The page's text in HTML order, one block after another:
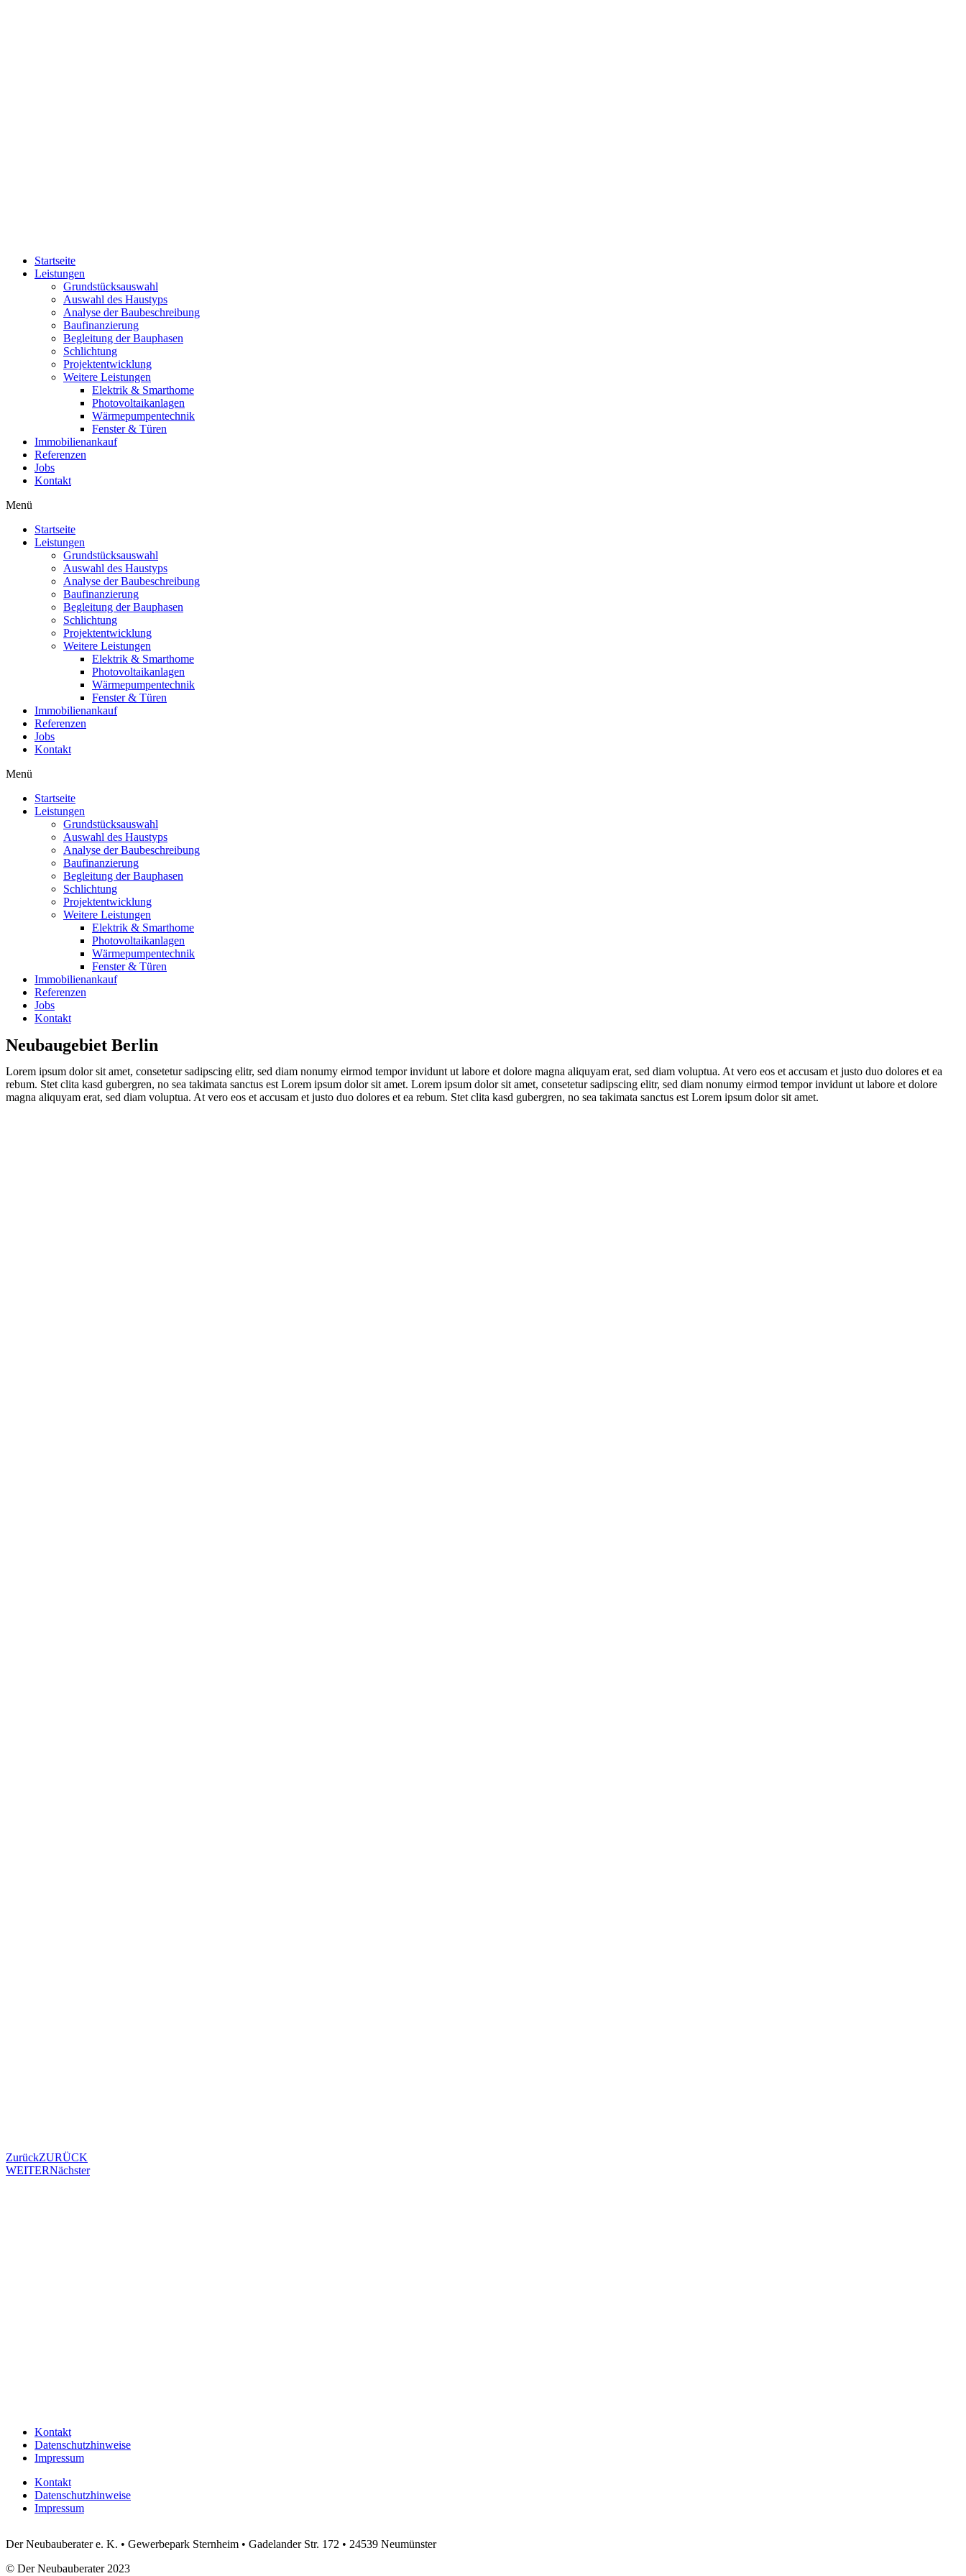
Startseite
Leistungen
Grundstücksauswahl
Auswahl des Haustyps
Analyse der Baubeschreibung
Baufinanzierung
Begleitung der Bauphasen
Schlichtung
Projektentwicklung
Weitere Leistungen
Elektrik & Smarthome
Photovoltaikanlagen
Wärmepumpentechnik
Fenster & Türen
Immobilienankauf
Referenzen
Jobs
Kontakt
Menü
Startseite
Leistungen
Grundstücksauswahl
Auswahl des Haustyps
Analyse der Baubeschreibung
Baufinanzierung
Begleitung der Bauphasen
Schlichtung
Projektentwicklung
Weitere Leistungen
Elektrik & Smarthome
Photovoltaikanlagen
Wärmepumpentechnik
Fenster & Türen
Immobilienankauf
Referenzen
Jobs
Kontakt
Menü
Startseite
Leistungen
Grundstücksauswahl
Auswahl des Haustyps
Analyse der Baubeschreibung
Baufinanzierung
Begleitung der Bauphasen
Schlichtung
Projektentwicklung
Weitere Leistungen
Elektrik & Smarthome
Photovoltaikanlagen
Wärmepumpentechnik
Fenster & Türen
Immobilienankauf
Referenzen
Jobs
Kontakt
Neubaugebiet Berlin
Lorem ipsum dolor sit amet, consetetur sadipscing elitr, sed diam nonumy eirmod tempor invidunt ut labore et dolore magna aliquyam erat, sed diam voluptua. At vero eos et accusam et justo duo dolores et ea
rebum. Stet clita kasd gubergren, no sea takimata sanctus est Lorem ipsum dolor sit amet. Lorem ipsum dolor sit amet, consetetur sadipscing elitr, sed diam nonumy eirmod tempor invidunt ut labore et dolore
magna aliquyam erat, sed diam voluptua. At vero eos et accusam et justo duo dolores et ea rebum. Stet clita kasd gubergren, no sea takimata sanctus est Lorem ipsum dolor sit amet.
ZurückZURÜCK
WEITERNächster
Kontakt
Datenschutzhinweise
Impressum
Kontakt
Datenschutzhinweise
Impressum
Der Neubauberater e. K. • Gewerbepark Sternheim • Gadelander Str. 172 • 24539 Neumünster
© Der Neubauberater 2023